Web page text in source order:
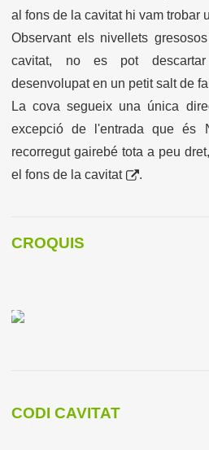
al fons de la cavitat hi vam trobar
Observant els nivellets
cavitat, no es pot
desenvolupat en un petit salt de
La cova segueix una única
excepció de l'entrada que és
recorregut gairebé tota a peu
elfons de la cavitat .
CROQUIS
CODI CAVITAT